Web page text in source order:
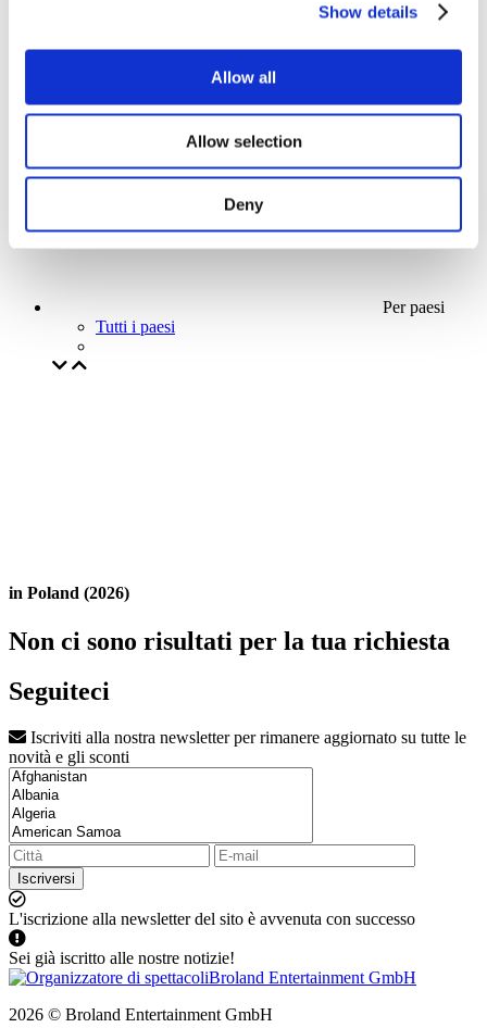
Show details
Allow all
Allow selection
Deny
Serata creativa
La nostra offerta speciale
Applicare
Per paesi
Tutti i paesi
in Poland (2026)
Non ci sono risultati per la tua richiesta
Seguiteci
Iscriviti alla nostra newsletter per rimanere aggiornato su tutte le
novità e gli sconti
Iscriversi
L'iscrizione alla newsletter del sito è avvenuta con successo
Sei già iscritto alle nostre notizie!
2026 © Broland Entertainment GmbH